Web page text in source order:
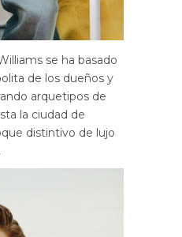
se ha basado
de los dueños y
arquetipos de
la ciudad de
distintivo de lujo